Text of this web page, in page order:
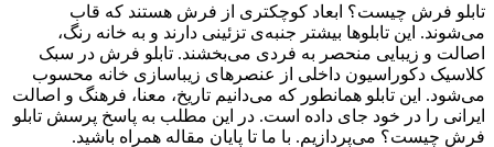
تابلو فرش چیست؟ ابعاد کوچکتری از فرش هستند که قاب
می‌شوند. این تابلوها بیشتر جنبه‌ی تزئینی دارند و به خانه رنگ،
اصالت و زیبایی منحصر به فردی می‌بخشند. تابلو فرش در سبک
کلاسیک دکوراسیون داخلی از عنصرهای زیباسازی خانه محسوب
می‌شود. این تابلو همانطور که می‌دانیم تاریخ، معنا، فرهنگ و اصالت
ایرانی را در خود جای داده است. در این مطلب به پاسخ پرسش تابلو
فرش چیست؟ می‌پردازیم. با ما تا پایان مقاله همراه باشید.